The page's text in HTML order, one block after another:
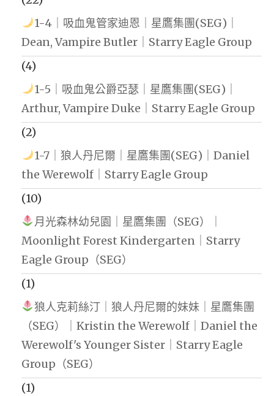
1-4｜吸血鬼管家迪恩｜星鷹集團(SEG)｜
Dean, Vampire Butler｜Starry Eagle Group
(4)
1-5｜吸血鬼公爵亞瑟｜星鷹集團(SEG)｜
Arthur, Vampire Duke｜Starry Eagle Group
(2)
1-7｜狼人丹尼爾｜星鷹集團(SEG)｜Daniel
the Werewolf｜Starry Eagle Group
(10)
月光森林幼兒園｜星鷹集團（SEG）｜
Moonlight Forest Kindergarten｜Starry
Eagle Group（SEG）
(1)
狼人克莉絲汀｜狼人丹尼爾的妹妹｜星鷹集團
（SEG）｜Kristin the Werewolf｜Daniel the
Werewolf's Younger Sister｜Starry Eagle
Group（SEG）
(1)